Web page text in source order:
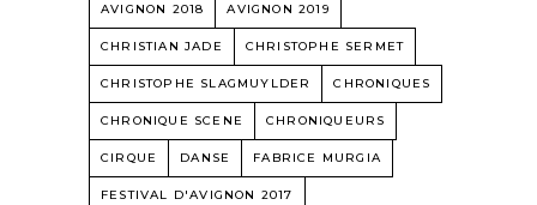
AVIGNON 2018 AVIGNON 2019
CHRISTIAN JADE CHRISTOPHE SERMET
CHRISTOPHE SLAGMUYLDER CHRONIQUES
CHRONIQUE SCENE CHRONIQUEURS
CIRQUE DANSE FABRICE MURGIA
FESTIVAL D'AVIGNON 2017